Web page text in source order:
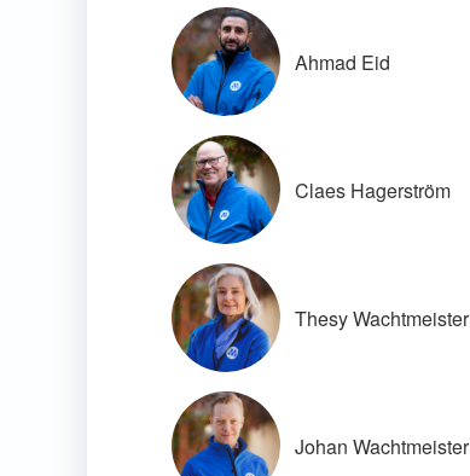
Ahmad Eid
Claes Hagerström
Thesy Wachtmeister
Johan Wachtmeister